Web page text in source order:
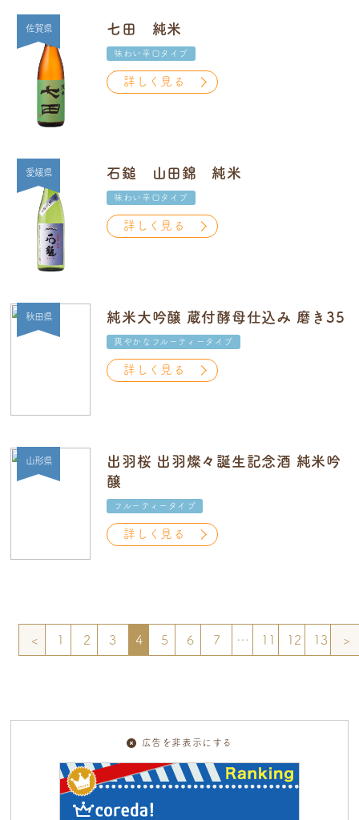
佐賀県 七田 純米
味わい辛口タイプ
詳しく見る
愛媛県 石鎚 山田錦 純米
味わい辛口タイプ
詳しく見る
秋田県 純米大吟醸 蔵付酵母仕込み 磨き35
爽やかなフルーティータイプ
詳しく見る
山形県
出羽桜 出羽燦々誕生記念酒 純米吟
醸
フルーティータイプ
詳しく見る
< 1 2 3 4 5 6 7 … 11 12 13 >
広告を非表示にする